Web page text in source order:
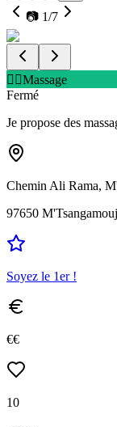
📷 1/7
💆‍♂️Massage
Fermé
Je propose des
Chemin Ali Rama,
97650
Soyez le 1er !
€€
10